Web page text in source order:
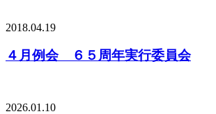
2018.04.19
４月例会 ６５周年実行委員会
2026.01.10